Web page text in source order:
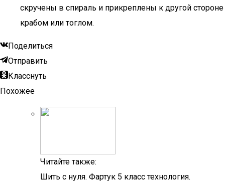
скручены в спираль и прикреплены к другой стороне
крабом или тоглом.
Поделиться
Отправить
Класснуть
Похожее
Читайте также:
Шить с нуля. Фартук 5 класс технология.